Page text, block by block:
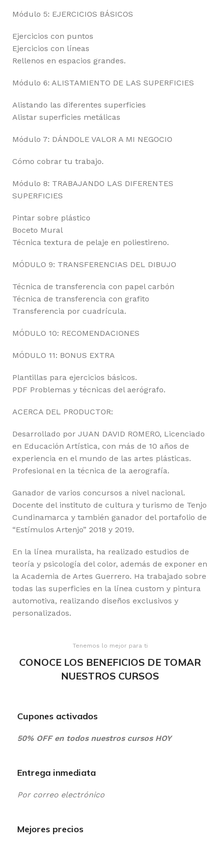
Módulo 5: EJERCICIOS BÁSICOS
Ejercicios con puntos
Ejercicios con líneas
Rellenos en espacios grandes.
Módulo 6: ALISTAMIENTO DE LAS SUPERFICIES
Alistando las diferentes superficies
Alistar superficies metálicas
Módulo 7: DÁNDOLE VALOR A MI NEGOCIO
Cómo cobrar tu trabajo.
Módulo 8: TRABAJANDO LAS DIFERENTES
SUPERFICIES
Pintar sobre plástico
Boceto Mural
Técnica textura de pelaje en poliestireno.
MÓDULO 9: TRANSFERENCIAS DEL DIBUJO
Técnica de transferencia con papel carbón
Técnica de transferencia con grafito
Transferencia por cuadrícula.
MÓDULO 10: RECOMENDACIONES
MÓDULO 11: BONUS EXTRA
Plantillas para ejercicios básicos.
PDF Problemas y técnicas del aerógrafo.
ACERCA DEL PRODUCTOR:
Desarrollado por JUAN DAVID ROMERO, Licenciado
en Educación Artística, con más de 10 años de
experiencia en el mundo de las artes plásticas.
Profesional en la técnica de la aerografía.
Ganador de varios concursos a nivel nacional.
Docente del instituto de cultura y turismo de Tenjo
Cundinamarca y también ganador del portafolio de
“Estímulos Artenjo” 2018 y 2019.
En la línea muralista, ha realizado estudios de
teoría y psicología del color, además de exponer en
la Academia de Artes Guerrero. Ha trabajado sobre
todas las superficies en la línea custom y pintura
automotiva, realizando diseños exclusivos y
personalizados.
Tenemos lo mejor para ti
CONOCE LOS BENEFICIOS DE TOMAR
NUESTROS CURSOS
Cupones activados
50% OFF en todos nuestros cursos HOY
Entrega inmediata
Por correo electrónico
Mejores precios